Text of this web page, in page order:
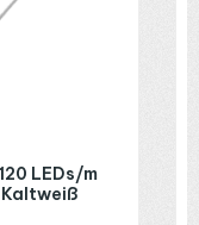
LEDs/m
Kaltweiß